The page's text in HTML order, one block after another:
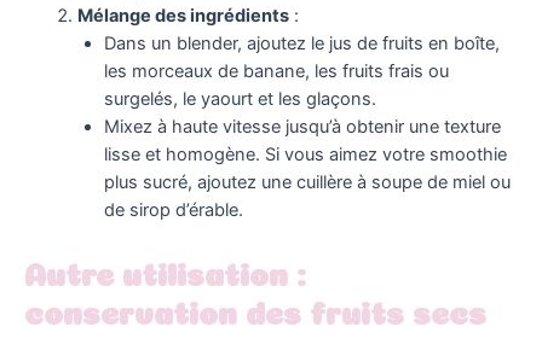
Mélange des ingrédients:
Dans un blender, ajoutez le jus de fruits en boîte,
les morceaux de banane, les fruits frais ou
surgelés, le yaourt et les glaçons.
Mixez à haute vitesse jusqu’à obtenir une texture
lisse et homogène. Si vous aimez votre smoothie
plus sucré, ajoutez une cuillère à soupe de miel ou
de sirop d’érable.
Autre utilisation :
conservation des fruits secs